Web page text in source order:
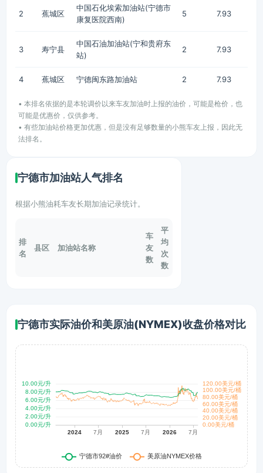
2 蕉城区
中国石化埃索加油站(宁德市
康复医院西南)
5 7.93
3 寿宁县
中国石油加油站(宁和贵府东
站)
2 7.93
4 蕉城区 宁德闽东路加油站 2 7.93
• 本排名依据的是本轮调价以来车友加油时上报的油价，可能是枪价，也
可能是优惠价，仅供参考。
• 有些加油站价格更加优惠，但是没有足够数量的小熊车友上报，因此无
法排名。
宁德市加油站人气排名
根据小熊油耗车友长期加油记录统计。
排
名
县区 加油站名称
车
友
数
平
均
次
数
宁德市实际油价和美原油(NYMEX)收盘价格对比